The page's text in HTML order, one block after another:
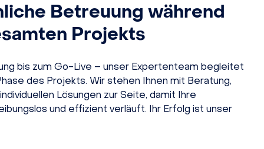
Betreuung während
Projekts
bis zum Go-Live – unser Expertenteam begleitet
des Projekts. Wir stehen Ihnen mit Beratung,
Lösungen zur Seite, damit Ihre
und effizient verläuft. Ihr Erfolg ist unser